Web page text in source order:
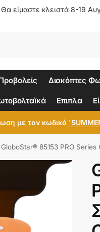
κλειστά 8-19
Διακόπτες
Επιπλα
με τον κωδικό
GloboStar® 85153 PRO Series Φάρος Σήμανσης